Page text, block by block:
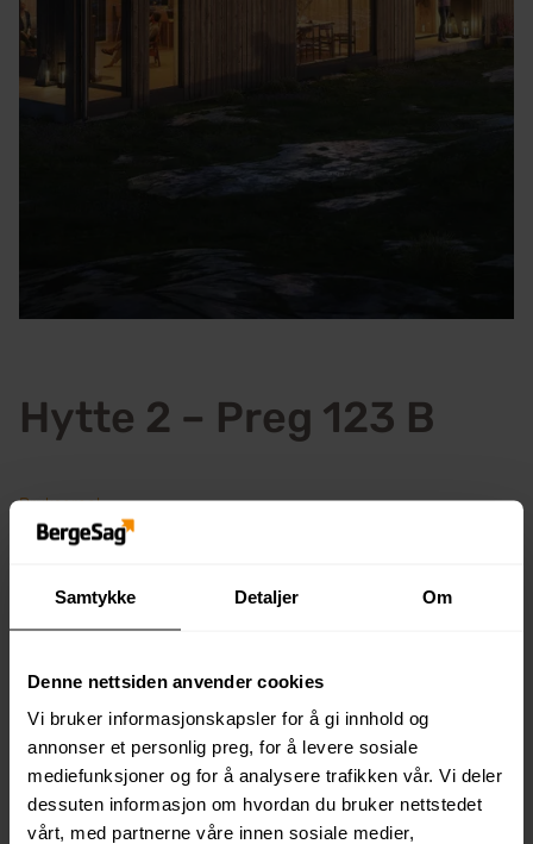
Samtykke Detaljer Om
Denne nettsiden anvender cookies
Vi bruker informasjonskapsler for å gi innhold og
annonser et personlig preg, for å levere sosiale
mediefunksjoner og for å analysere trafikken vår. Vi deler
dessuten informasjon om hvordan du bruker nettstedet
vårt, med partnerne våre innen sosiale medier,
Hytte 2 – Preg 123 B
Bruksareal
123 m2
Meld Interesse